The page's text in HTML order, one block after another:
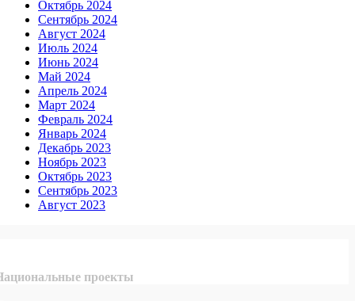
Октябрь 2024
Сентябрь 2024
Август 2024
Июль 2024
Июнь 2024
Май 2024
Апрель 2024
Март 2024
Февраль 2024
Январь 2024
Декабрь 2023
Ноябрь 2023
Октябрь 2023
Сентябрь 2023
Август 2023
проекты